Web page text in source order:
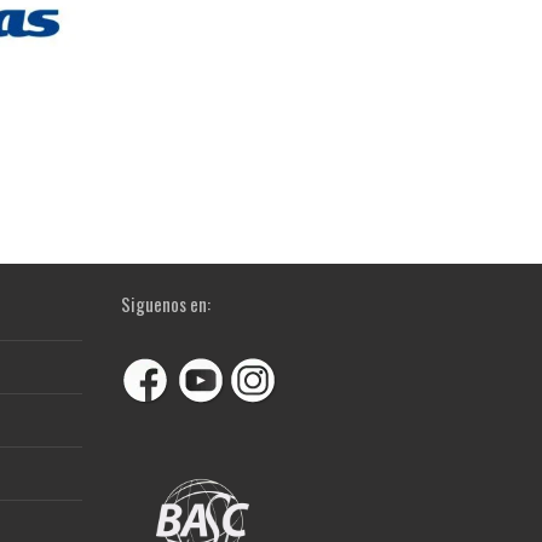
Siguenos en: